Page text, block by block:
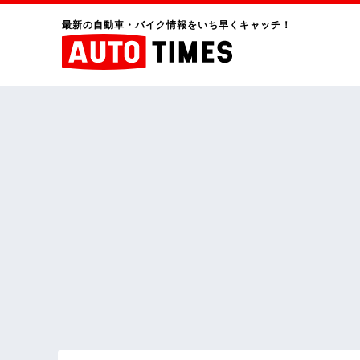
最新の自動車・バイク情報をいち早くキャッチ！